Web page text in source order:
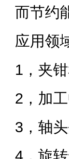
而节约
应用领
1，夹
2，加
3，轴